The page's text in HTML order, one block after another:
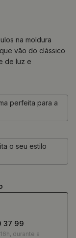
na moldura
vão do clássico
de luz e
perfeita para a
o seu estilo
37 99
durante a